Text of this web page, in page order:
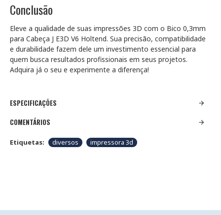
Conclusão
Eleve a qualidade de suas impressões 3D com o Bico 0,3mm
para Cabeça J E3D V6 Holtend. Sua precisão, compatibilidade
e durabilidade fazem dele um investimento essencial para
quem busca resultados profissionais em seus projetos.
Adquira já o seu e experimente a diferença!
ESPECIFICAÇÕES
COMENTÁRIOS
Etiquetas: diversos impressora 3d